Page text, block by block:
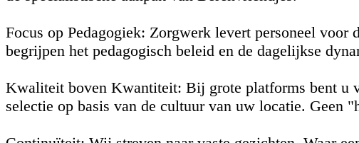
Focus op Pedagogiek: Zorgwerk levert personeel
begrijpen het pedagogisch beleid en de dagelijkse
Kwaliteit boven Kwantiteit: Bij grote platforms bent u
selectie op basis van de cultuur van uw locatie. Geen